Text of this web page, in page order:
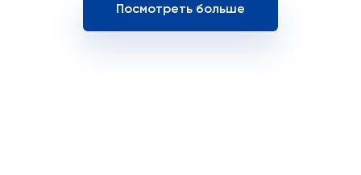
Посмотреть больше